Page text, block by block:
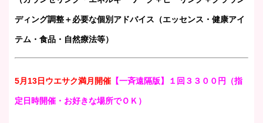
ディング調整＋必要な個別アドバイス（エッセンス・健康アイ
テム・食品・自然療法等）
5月13日ウエサク満月開催 【一斉遠隔版】１回３３００円（指
定日時開催・お好きな場所でＯＫ）